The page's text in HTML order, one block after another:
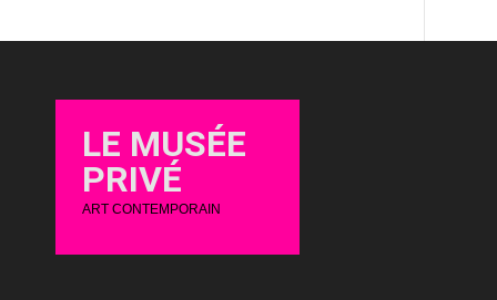
LE MUSÉE
PRIVÉ
ART CONTEMPORAIN